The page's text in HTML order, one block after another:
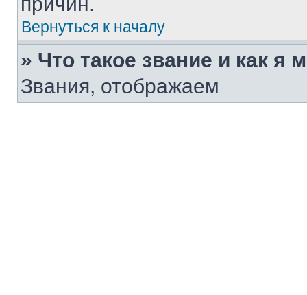
Вернуться к началу
» Что такое звание и как я
Звания, отображаем